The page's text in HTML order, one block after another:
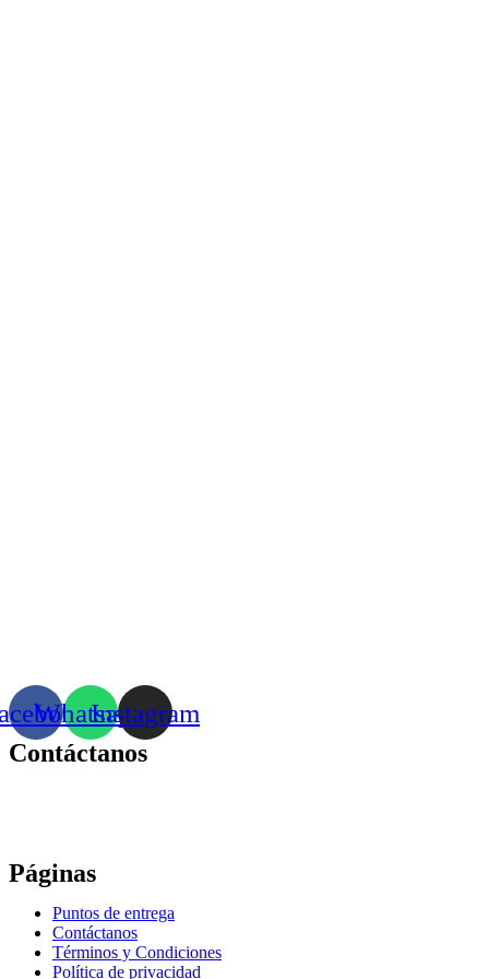
WhatsappInstagram
Contáctanos
Páginas
Puntos de entrega
Contáctanos
Términos y Condiciones
Política de privacidad